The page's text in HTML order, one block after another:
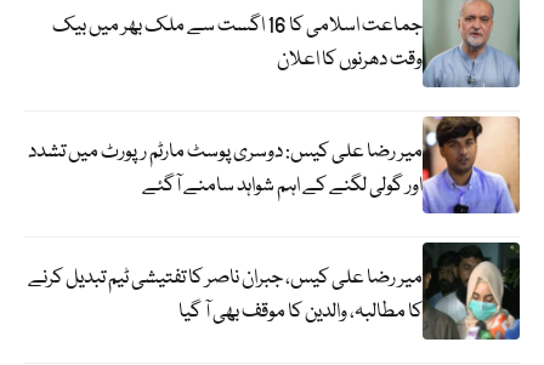
جماعت اسلامی کا 16 اگست سے ملک بھر میں بیک
وقت دھرنوں کا اعلان
میر رضا علی کیس: دوسری پوسٹ مارٹم رپورٹ میں تشدد
اور گولی لگنے کے اہم شواہد سامنے آگئے
میر رضا علی کیس، جبران ناصر کا تفتیشی ٹیم تبدیل کرنے
کا مطالبہ، والدین کا موقف بھی آ گیا